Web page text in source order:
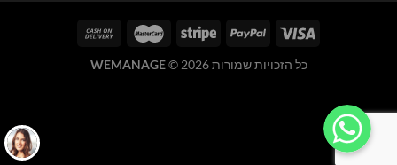
כל הזכויות שמורות 2026 © WEMANAGE
WhatsApp